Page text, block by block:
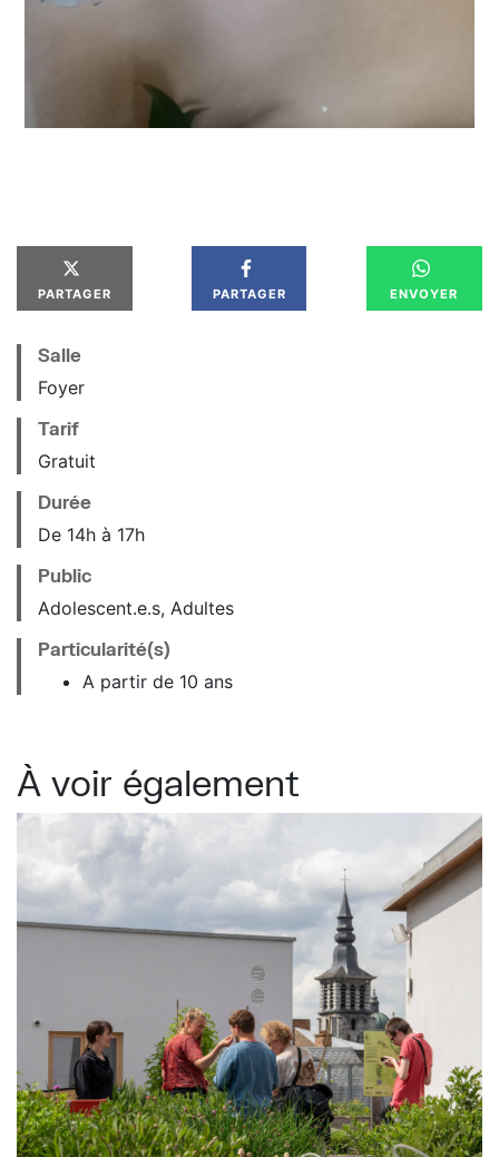
PARTAGER PARTAGER ENVOYER
Salle
Foyer
Tarif
Gratuit
Durée
De 14h à 17h
Public
Adolescent.e.s, Adultes
Particularité(s)
A partir de 10 ans
À voir également